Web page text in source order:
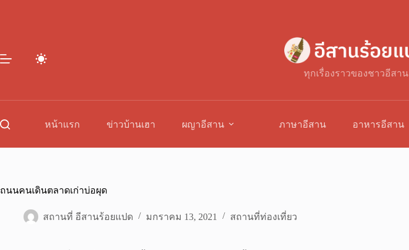
ทุกเรื่องราวของชาวอีสาน
หน้าแรก ข่าวบ้านเฮา ผญาอีสาน ภาษาอีสาน อาหารอีสาน
ถนนคนเดินตลาดเก่าบ่อผุด
สถานที่ อีสานร้อยแปด มกราคม 13, 2021 สถานที่ท่องเที่ยว